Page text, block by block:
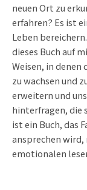
neuen Ort zu
erfahren? Es ist
Leben
dieses Buch auf
Weisen, in denen
zu wachsen und
erweitern und
hinterfragen, die
ist ein Buch, das
ansprechen wird,
emotionalen